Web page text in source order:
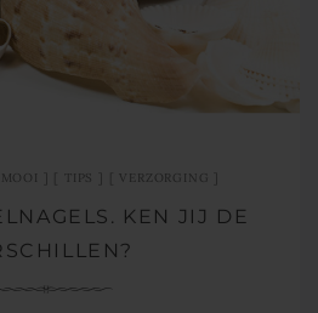
MOOI TIPS VERZORGING
KEN JIJ DE